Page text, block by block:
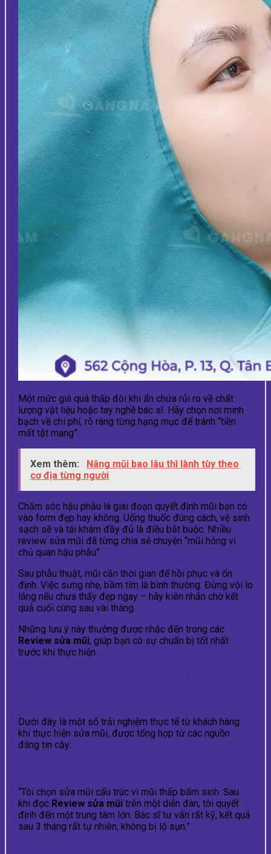
Một mức giá quá thấp đôi khi ẩn chứa rủi ro về chất
lượng vật liệu hoặc tay nghề bác sĩ. Hãy chọn nơi minh
bạch về chi phí, rõ ràng từng hạng mục để tránh “tiền
mất tật mang”.
Xem thêm:
Nâng mũi bao lâu thì lành tùy theo
cơ địa từng người
Chăm sóc hậu phẫu là giai đoạn quyết định mũi bạn có
vào form đẹp hay không. Uống thuốc đúng cách, vệ sinh
sạch sẽ và tái khám đầy đủ là điều bắt buộc. Nhiều
review sửa mũi đã từng chia sẻ chuyện “mũi hỏng vì
chủ quan hậu phẫu”.
Sau phẫu thuật, mũi cần thời gian để hồi phục và ổn
định. Việc sưng nhẹ, bầm tím là bình thường. Đừng vội lo
lắng nếu chưa thấy đẹp ngay – hãy kiên nhẫn chờ kết
quả cuối cùng sau vài tháng.
Những lưu ý này thường được nhắc đến trong các
Review sửa mũi, giúp bạn có sự chuẩn bị tốt nhất
trước khi thực hiện.
Dưới đây là một số trải nghiệm thực tế từ khách hàng
khi thực hiện sửa mũi, được tổng hợp từ các nguồn
đáng tin cậy:
“Tôi chọn sửa mũi cấu trúc vì mũi thấp bẩm sinh. Sau
khi đọc Review sửa mũi trên một diễn đàn, tôi quyết
định đến một trung tâm lớn. Bác sĩ tư vấn rất kỹ, kết quả
sau 3 tháng rất tự nhiên, không bị lộ sụn.”